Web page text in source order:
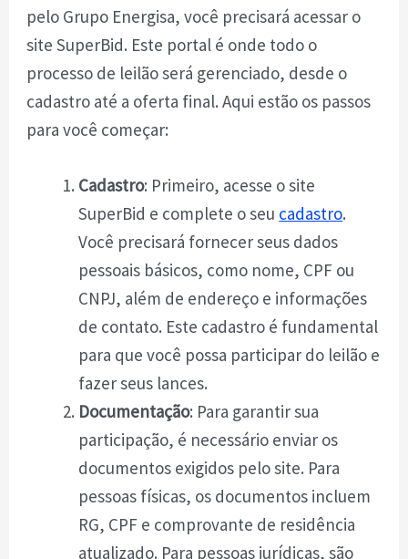
pelo Grupo Energisa, você precisará acessar o
site SuperBid. Este portal é onde todo o
processo de leilão será gerenciado, desde o
cadastro até a oferta final. Aqui estão os passos
para você começar:
Cadastro: Primeiro, acesse o site
SuperBid e complete o seu cadastro.
Você precisará fornecer seus dados
pessoais básicos, como nome, CPF ou
CNPJ, além de endereço e informações
de contato. Este cadastro é fundamental
para que você possa participar do leilão e
fazer seus lances.
Documentação: Para garantir sua
participação, é necessário enviar os
documentos exigidos pelo site. Para
pessoas físicas, os documentos incluem
RG, CPF e comprovante de residência
atualizado. Para pessoas jurídicas, são